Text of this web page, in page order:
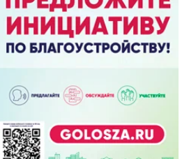
18:02
В Нижегородской области наградили
более 40 организаций к Дню строителя
17:57